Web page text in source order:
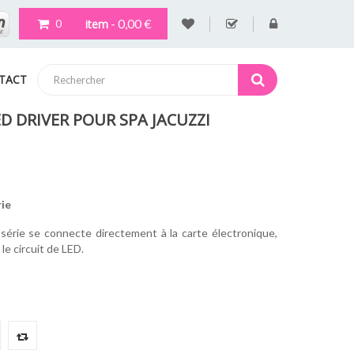
item - 0,00 €
0
DRIVER POUR SPA JACUZZI
se connecte directement à la carte électronique,
circuit de LED.